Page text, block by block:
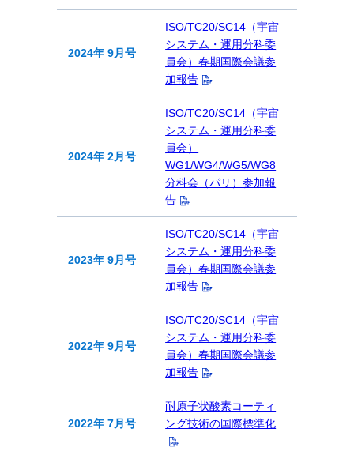
2024年 9月号
ISO/TC20/SC14（宇宙
システム・運用分科委
員会）春期国際会議参
加報告
2024年 2月号
ISO/TC20/SC14（宇宙
システム・運用分科委
員会）
WG1/WG4/WG5/WG8
分科会（パリ）参加報
告
2023年 9月号
ISO/TC20/SC14（宇宙
システム・運用分科委
員会）春期国際会議参
加報告
2022年 9月号
ISO/TC20/SC14（宇宙
システム・運用分科委
員会）春期国際会議参
加報告
2022年 7月号
耐原子状酸素コーティ
ング技術の国際標準化